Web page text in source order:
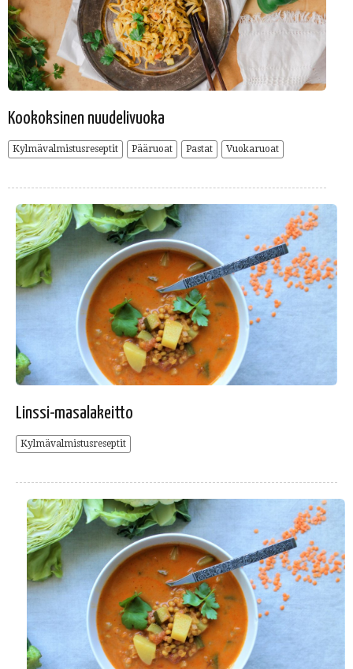
Kookoksinen nuudelivuoka
Kylmävalmistusreseptit Pääruoat Pastat Vuokaruoat
Linssi-masalakeitto
Kylmävalmistusreseptit